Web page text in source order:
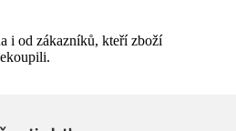
i od zákazníků, kteří zboží